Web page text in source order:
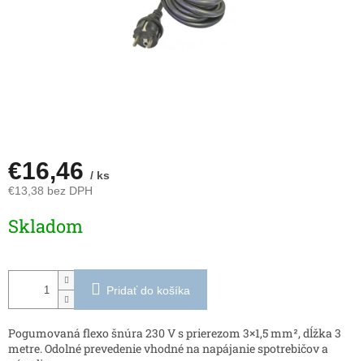
€16,46 / ks
€13,38 bez DPH
cena:
Skladom
Pridať do košíka
Pogumovaná flexo šnúra 230 V s prierezom 3×1,5 mm², dĺžka 3
metre. Odolné prevedenie vhodné na napájanie spotrebičov a